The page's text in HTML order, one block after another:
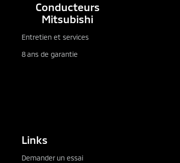
Conducteurs
Mitsubishi
Entretien et services
8 ans de garantie
Links
Demander un essai